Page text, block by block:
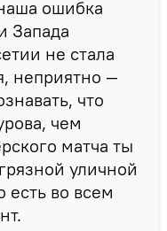
ошибка
Запада
не стала
неприятно —
что
чем
матча ты
уличной
есть во всем